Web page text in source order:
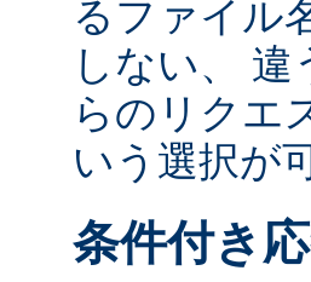
るファイル
しない、
らのリクエ
いう選択が
条件付き